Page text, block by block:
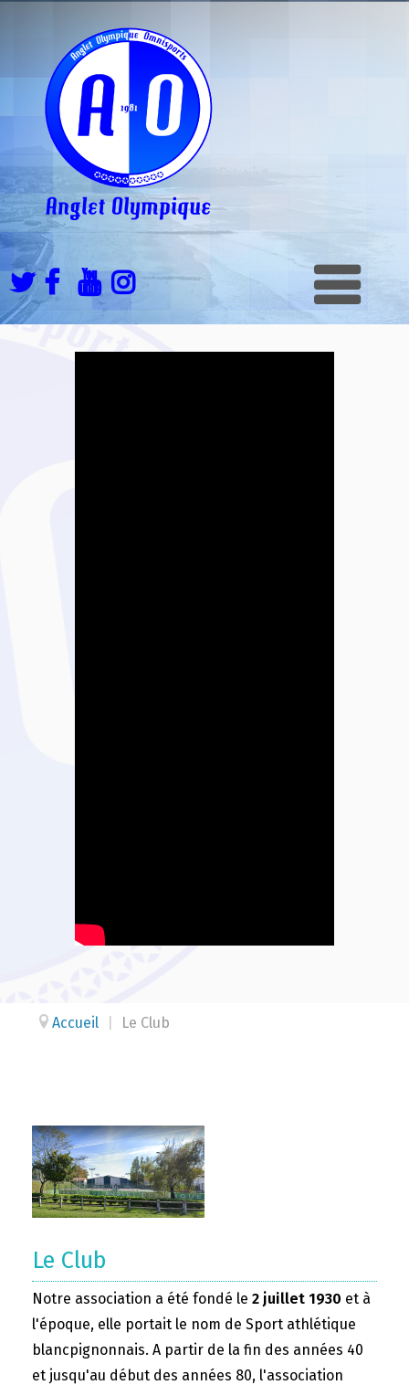
Accueil Le Club
Le Club
Notre association a été fondé le 2 juillet 1930 et à
l'époque, elle portait le nom de Sport athlétique
blancpignonnais. A partir de la fin des années 40
et jusqu'au début des années 80, l'association